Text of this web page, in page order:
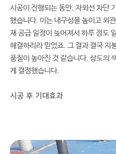
시공이 진행되는 동안, 자외선 차단
했습니다. 이는 내구성을 높이고 외
재 공급 일정이 늦어져서 하루 정도
해결하리라 믿었죠. 그 결과 결국 지
품질이 높아진 것 같습니다. 상도의
게 결정했습니다.
시공 후 기대효과